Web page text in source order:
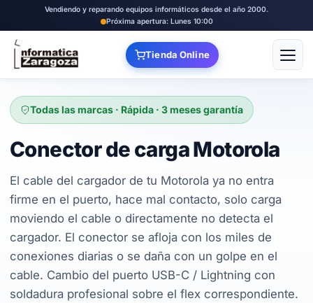
Vendiendo y reparando equipos informáticos desde el año 2000.
Próxima apertura: Lunes 10:00
Tienda Online Abrir
Todas las marcas · Rápida · 3 meses garantía
Conector de carga Motorola
El cable del cargador de tu Motorola ya no entra
firme en el puerto, hace mal contacto, solo carga
moviendo el cable o directamente no detecta el
cargador. El conector se afloja con los miles de
conexiones diarias o se daña con un golpe en el
cable. Cambio del puerto USB-C / Lightning con
soldadura profesional sobre el flex correspondiente.